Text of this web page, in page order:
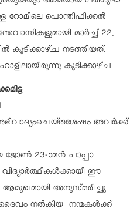
റോമിലെ പൊന്തിഫിക്കൽ
മാർച്ച് 22,
കൂടിക്കാഴ്ച നടത്തിയത്.
കൂടിക്കാഴ്ച.
അവർക്ക്
ജോൺ 23-ാമൻ പാപ്പാ
ഈ
ആമുഖമായി അനുസ്മരിച്ചു.
നൽകിയ നന്മകൾക്ക്